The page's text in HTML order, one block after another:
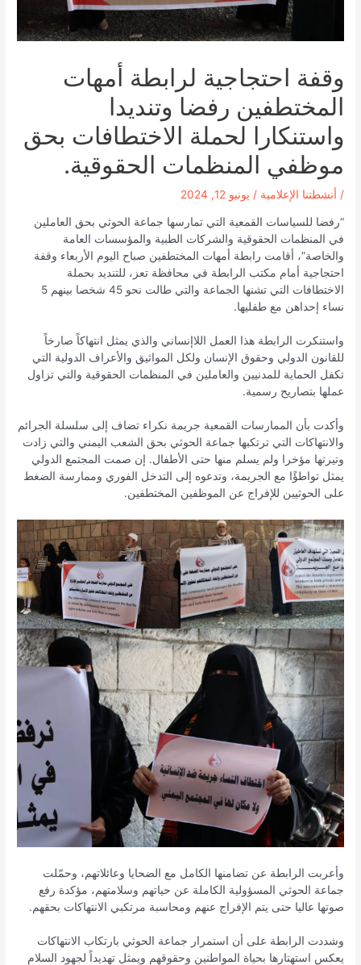
وقفة احتجاجية لرابطة أمهات
المختطفين رفضا وتنديدا
واستنكارا لحملة الاختطافات بحق
موظفي المنظمات الحقوقية.
/ أنشطتنا الإعلامية / يونيو 12, 2024
“رفضا للسياسات القمعية التي تمارسها جماعة الحوثي بحق العاملين
في المنظمات الحقوقية والشركات الطبية والمؤسسات العامة
والخاصة”، أقامت رابطة أمهات المختطفين صباح اليوم الأربعاء وقفة
احتجاجية أمام مكتب الرابطة في محافظة تعز، للتنديد بحملة
الاختطافات التي تشنها الجماعة والتي طالت نحو 45 شخصا بينهم 5
نساء إحداهن مع طفليها.
واستنكرت الرابطة هذا العمل اللاإنساني والذي يمثل انتهاكاً صارخاً
للقانون الدولي وحقوق الإنسان ولكل المواثيق والأعراف الدولية التي
تكفل الحماية للمدنيين والعاملين في المنظمات الحقوقية والتي تزاول
عملها بتصاريح رسمية.
وأكدت بأن الممارسات القمعية جريمة نكراء تضاف إلى سلسلة الجرائم
والانتهاكات التي ترتكبها جماعة الحوثي بحق الشعب اليمني والتي زادت
وتيرتها مؤخرا ولم يسلم منها حتى الأطفال. إن صمت المجتمع الدولي
يمثل تواطؤًا مع الجريمة، وتدعوه إلى التدخل الفوري وممارسة الضغط
على الحوثيين للإفراج عن الموظفين المختطفين.
وأعربت الرابطة عن تضامنها الكامل مع الضحايا وعائلاتهم، وحمّلت
جماعة الحوثي المسؤولية الكاملة عن حياتهم وسلامتهم، مؤكدة رفع
صوتها عاليا حتى يتم الإفراج عنهم ومحاسبة مرتكبي الانتهاكات بحقهم.
وشددت الرابطة على أن استمرار جماعة الحوثي بارتكاب الانتهاكات
يعكس استهتارها بحياة المواطنين وحقوقهم ويمثل تهديداً لجهود السلام